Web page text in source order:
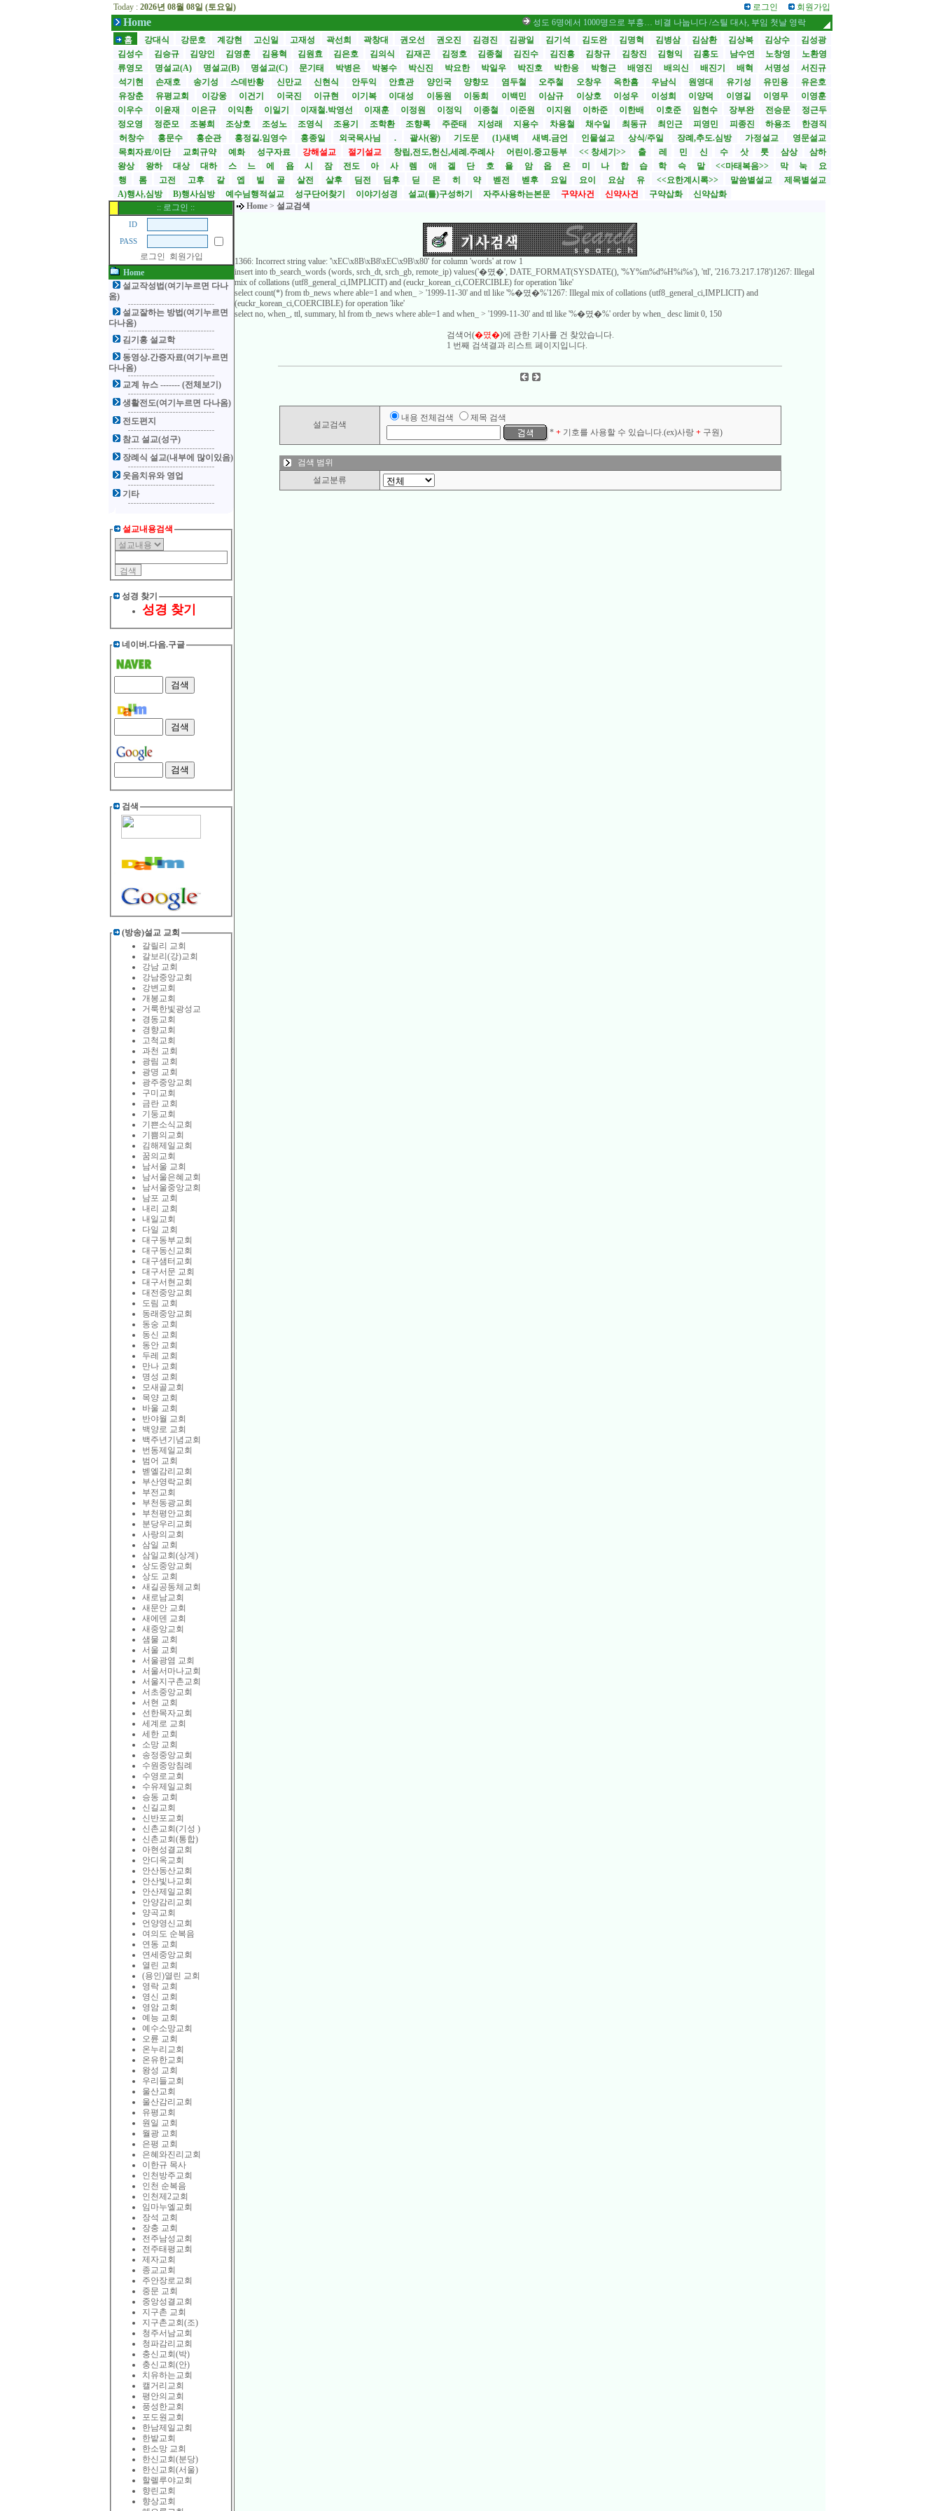
Today : 2026년 08월 08일 (토요일) 로그인 회원가입
Home 성도 6명에서 1000명으로 부흥… 비결 나눕니다 /스틸 대사, 부임 첫날 영락교회 방문
홈
강대식 강문호 계강현 고신일 고재성 곽선희 곽창대 권오선 권오진 김경진 김광일 김기석 김도완 김명혁 김병삼 김삼환 김상복 김상수
김성광
김성수
김승규 김양인 김영훈 김용혁 김원효 김은호 김의식 김재곤 김정호 김종철 김진수 김진흥 김창규 김창진 김형익 김홍도 남수연 노창영
노환영
류영모
명설교(A) 명설교(B) 명설교(C) 문기태 박병은 박봉수 박신진 박요한 박일우 박진호 박한응 박형근 배영진 배의신 배진기 배혁 서명성
서진규
석기현
손재호 송기성 스데반황 신만교 신현식 안두익 안효관 양인국 양향모 염두철 오주철 오창우 옥한흠 우남식 원영대 유기성 유민용
유은호
유장춘
유평교회 이강웅 이건기 이국진 이규현 이기복 이대성 이동원 이동희 이백민 이삼규 이상호 이성우 이성희 이양덕 이영길 이영무
이영훈
이우수
이윤재 이은규 이익환 이일기 이재철.박영선 이재훈 이정원 이정익 이종철 이준원 이지원 이하준 이한배 이호준 임현수 장부완 전승문
정근두
정오영
정준모 조봉희 조상호 조성노 조영식 조용기 조학환 조향록 주준태 지성래 지용수 차용철 채수일 최동규 최인근 피영민 피종진 하용조
한경직
허창수
홍문수 홍순관 홍정길.임영수 홍종일 외국목사님 . 괄사(왕) 기도문 (1)새벽 새벽.금언 인물설교 상식/주일 장례,추도.심방 가정설교
영문설교
목회자료/이단
교회규약 예화 성구자료 강해설교 절기설교 창립,전도,헌신,세례.주례사 어린이.중고등부 << 창세기>> 출 레 민 신 수 삿 룻 삼상
삼하
왕상
왕하 대상 대하 스 느 에 욥 시 잠 전도 아 사 렘 애 겔 단 호 욜 암 옵 욘 미 나 합 습 학 슥 말 <<마태복음>> 막 눅
요
행
롬 고전 고후 갈 엡 빌 골 살전 살후 딤전 딤후 딛 몬 히 약 벧전 벧후 요일 요이 요삼 유 <<요한계시록>> 말씀별설교
제목별설교
A)행사,심방
B)행사심방 예수님행적설교 성구단어찾기 이야기성경 설교(틀)구성하기 자주사용하는본문 구약사건 신약사건 구약삽화
신약삽화
:: 로그인 ::
ID
PASS
로그인
회원가입
Home
설교작성법(여기누르면 다나
옴)
설교잘하는 방법(여기누르면
다나옴)
김기홍 설교학
동영상.간증자료(여기누르면
다나옴)
교계 뉴스 ------- (전체보기)
생활전도(여기누르면 다나옴)
전도편지
참고 설교(성구)
장례식 설교(내부에 많이있음)
웃음치유와 영업
기타
설교내용검색
성경 찾기
성경 찾기
네이버.다음.구글
검색
(방송)설교 교회
갈릴리 교회
갈보리(강)교회
강남 교회
강남중앙교회
강변교회
개봉교회
거룩한빛광성교
경동교회
경향교회
고척교회
과천 교회
광림 교회
광명 교회
광주중앙교회
구미교회
금란 교회
기둥교회
기쁜소식교회
기쁨의교회
김해제일교회
꿈의교회
남서울 교회
남서울은혜교회
남서울중앙교회
남포 교회
내리 교회
내일교회
다일 교회
대구동부교회
대구동신교회
대구샘터교회
대구서문 교회
대구서현교회
대전중앙교회
도림 교회
동래중앙교회
동숭 교회
동신 교회
동안 교회
두레 교회
만나 교회
명성 교회
모새골교회
목양 교회
바울 교회
반야월 교회
백양로 교회
백주년기념교회
번동제일교회
범어 교회
벧엘감리교회
부산영락교회
부전교회
부천동광교회
부천평안교회
분당우리교회
사랑의교회
삼일 교회
삼일교회(상계)
상도중앙교회
상도 교회
새길공동체교회
새로남교회
새문안 교회
새에덴 교회
새중앙교회
샘물 교회
서울 교회
서울광염 교회
서울서마나교회
서울지구촌교회
서초중앙교회
서현 교회
선한목자교회
세계로 교회
세한 교회
소망 교회
송정중앙교회
수원중앙침례
수영로교회
수유제일교회
승동 교회
신길교회
신반포교회
신촌교회(기성 )
신촌교회(통합)
아현성결교회
안디옥교회
안산동산교회
안산빛나교회
안산제일교회
안양감리교회
양곡교회
언양영신교회
여의도 순복음
연동 교회
연세중앙교회
열린 교회
(용인)열린 교회
영락 교회
영신 교회
영암 교회
예능 교회
예수소망교회
오륜 교회
온누리교회
온유한교회
왕성 교회
우리들교회
울산교회
울산감리교회
유평교회
원일 교회
월광 교회
은평 교회
은혜와진리교회
이한규 목사
인천방주교회
인천 순복음
인천제2교회
임마누엘교회
장석 교회
장충 교회
전주남성교회
전주태평교회
제자교회
종교교회
주안장로교회
중문 교회
중앙성결교회
지구촌 교회
지구촌교회(조)
청주서남교회
청파감리교회
충신교회(박)
충신교회(안)
치유하는교회
캘거리교회
평안의교회
풍성한교회
포도원교회
한남제일교회
한밭교회
한소망 교회
한신교회(분당)
한신교회(서울)
할렐루야교회
향린교회
향상교회
Home > 설교검색
1366: Incorrect string value: '\xEC\x8B\xB8\xEC\x9B\x80' for column 'words' at row 1
insert into tb_search_words (words, srch_dt, srch_gb, remote_ip) values('�몄�', DATE_FORMAT(SYSDATE(), '%Y%m%d%H%i%s'), 'ttl', '216.73.217.178')1267: Illegal
mix of collations (utf8_general_ci,IMPLICIT) and (euckr_korean_ci,COERCIBLE) for operation 'like'
select count(*) from tb_news where able=1 and when_ > '1999-11-30' and ttl like '%�몄�%'1267: Illegal mix of collations (utf8_general_ci,IMPLICIT) and
(euckr_korean_ci,COERCIBLE) for operation 'like'
select no, when_, ttl, summary, hl from tb_news where able=1 and when_ > '1999-11-30' and ttl like '%�몄�%' order by when_ desc limit 0, 150
검색어(�몄�)에 관한 기사를 건 찾았습니다.
1 번째 검색결과 리스트 페이지입니다.
설교검색
내용 전체검색
제목 검색
* +기호를 사용할 수 있습니다.(ex)사랑 +구원)
검색 범위
설교분류